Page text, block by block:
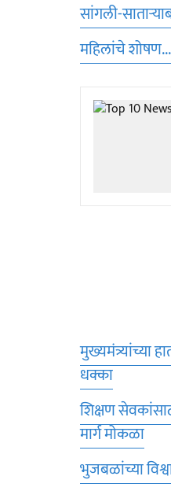
सांगली-
महिलांचे
मुख्यमंत्र्यांच्या
धक्का
शिक्षण
मार्ग मोकळा
भुजबळांच्या